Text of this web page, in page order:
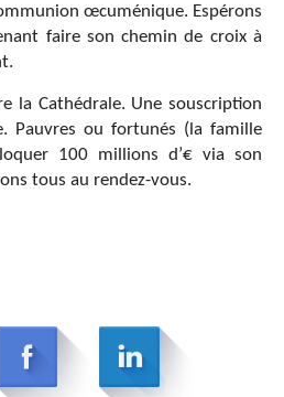
œcuménique. Espérons
faire son chemin de croix à
la Cathédrale. Une souscription
Pauvres ou fortunés (la famille
100 millions d’€ via son
tous au rendez-vous.